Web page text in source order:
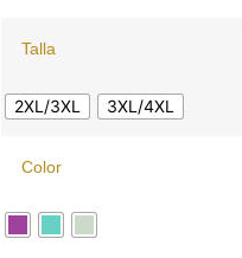
Talla
2XL/3XL 3XL/4XL
Color